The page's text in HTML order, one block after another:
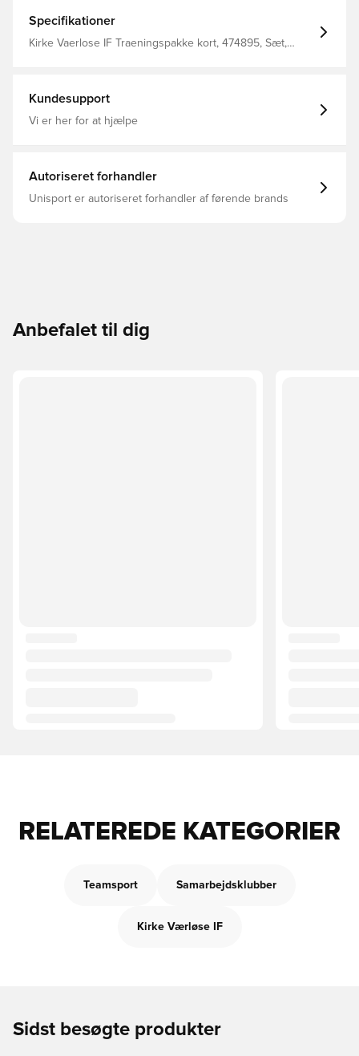
Specifikationer
Kirke Vaerlose IF Traeningspakke kort, 474895, Sæt,
Kundesupport
Vi er her for at hjælpe
Autoriseret forhandler
Unisport er autoriseret forhandler af førende brands
Anbefalet til dig
RELATEREDE KATEGORIER
Teamsport Samarbejdsklubber
Kirke Værløse IF
Sidst besøgte produkter